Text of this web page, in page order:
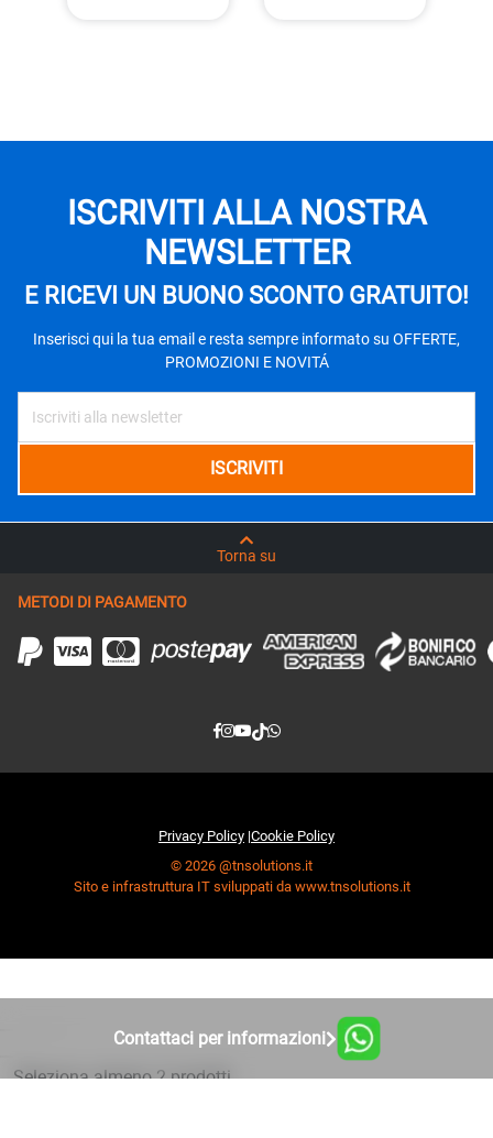
ISCRIVITI ALLA NOSTRA
NEWSLETTER
E RICEVI UN BUONO SCONTO GRATUITO!
Inserisci qui la tua email e resta sempre informato su OFFERTE,
PROMOZIONI E NOVITÁ
Torna su
METODI DI PAGAMENTO
Privacy Policy |Cookie Policy
© 2026 @tnsolutions.it
Sito e infrastruttura IT sviluppati da www.tnsolutions.it
Contattaci per informazioni
Seleziona almeno 2 prodotti